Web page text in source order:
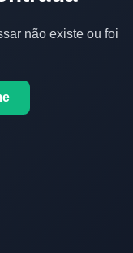
não existe ou foi